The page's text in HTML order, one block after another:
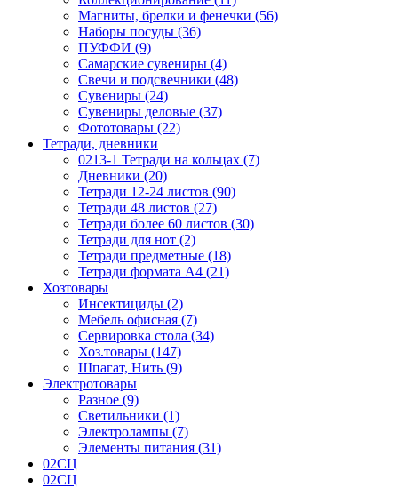
Магниты, брелки и фенечки (56)
Наборы посуды (36)
ПУФФИ (9)
Самарские сувениры (4)
Свечи и подсвечники (48)
Сувениры (24)
Сувениры деловые (37)
Фототовары (22)
Тетради, дневники
0213-1 Тетради на кольцах (7)
Дневники (20)
Тетради 12-24 листов (90)
Тетради 48 листов (27)
Тетради более 60 листов (30)
Тетради для нот (2)
Тетради предметные (18)
Тетради формата А4 (21)
Хозтовары
Инсектициды (2)
Мебель офисная (7)
Сервировка стола (34)
Хоз.товары (147)
Шпагат, Нить (9)
Электротовары
Разное (9)
Светильники (1)
Электролампы (7)
Элементы питания (31)
02СЦ
02СЦ